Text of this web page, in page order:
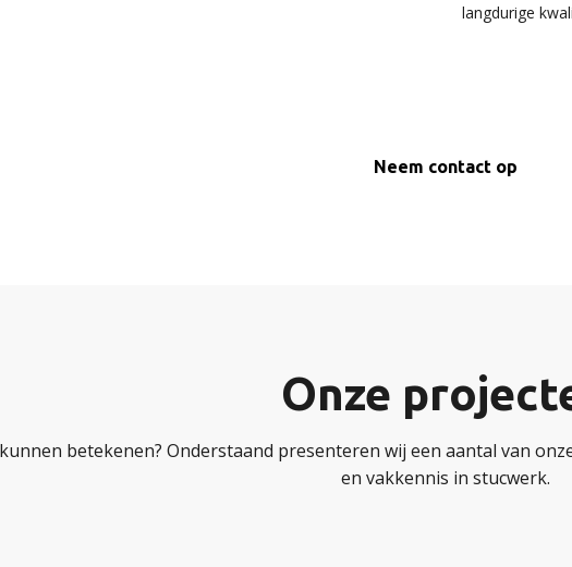
langdurige
Neem contact op
Onze
betekenen? Onderstaand presenteren wij een aantal van
en vakkennis in stucwerk.